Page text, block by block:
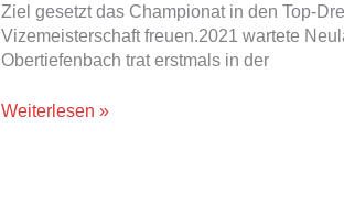
Ziel gesetzt das Championat in den Top-
Vizemeisterschaft freuen.2021 wartete
Obertiefenbach trat erstmals in der
Weiterlesen »